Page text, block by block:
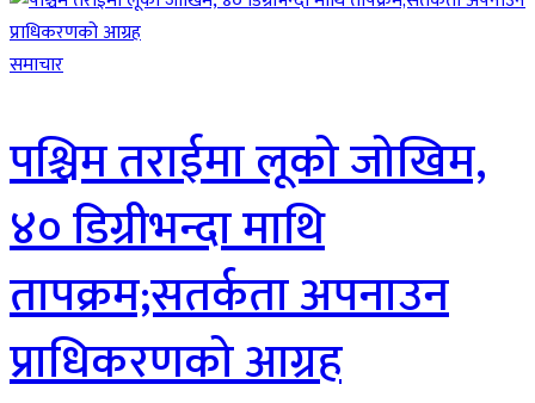
समाचार
पश्चिम तराईमा लूको जोखिम,
४० डिग्रीभन्दा माथि
तापक्रम;सतर्कता अपनाउन
प्राधिकरणको आग्रह